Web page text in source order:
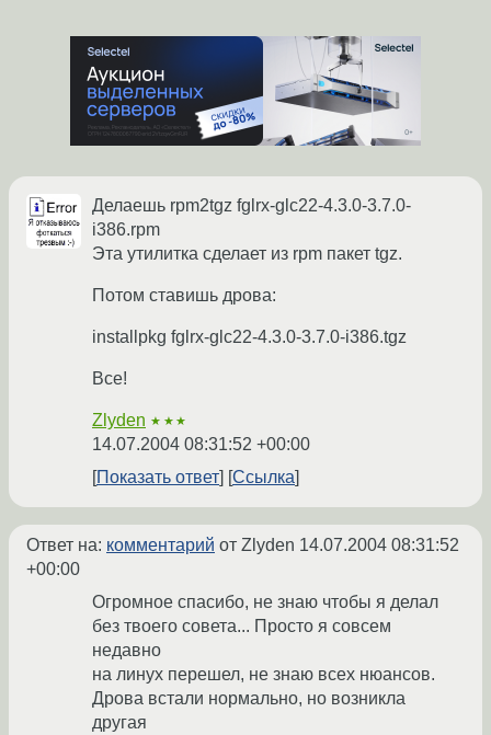
Делаешь rpm2tgz fglrx-glc22-4.3.0-3.7.0-
i386.rpm
Эта утилитка сделает из rpm пакет tgz.
Потом ставишь дрова:
installpkg fglrx-glc22-4.3.0-3.7.0-i386.tgz
Все!
Zlyden ★★★
14.07.2004 08:31:52 +00:00
Показать ответ
Ссылка
Ответ на: комментарий от Zlyden 14.07.2004 08:31:52
+00:00
Огромное спасибо, не знаю чтобы я делал
без твоего совета... Просто я совсем
недавно
на линух перешел, не знаю всех нюансов.
Дрова встали нормально, но возникла
другая